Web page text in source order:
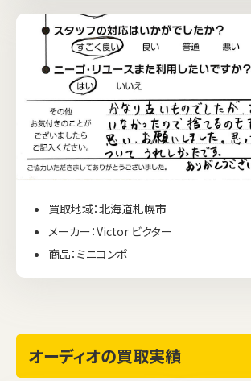
買取地域：北海道札幌市
メーカー：Victor ビクター
商品：ミニコンポ
オーディオの買取実績